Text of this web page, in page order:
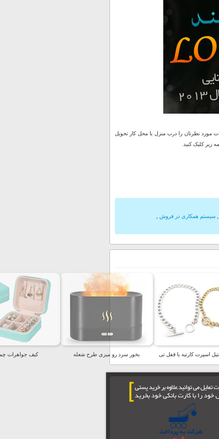
نظرتان را درب منزل یا محل کار تحویل
زیر کلیک کنید.
سیستم همکاری در فروش
اسپرت کارتیه با قفل تی بخور سرد رو میزی طرح شعله کیف جواهرات